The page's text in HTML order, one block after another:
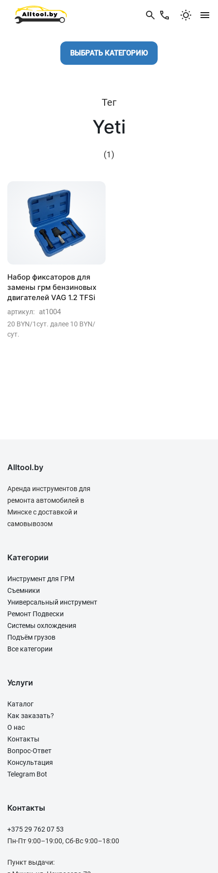
ВЫБРАТЬ КАТЕГОРИЮ
Тег
Yeti
(1)
Набор фиксаторов для
замены грм бензиновых
двигателей VAG 1.2 TFSi
артикул: at1004
20 BYN/1сут. далее 10 BYN/
сут.
Alltool.by
Аренда инструментов для
ремонта автомобилей в
Минске с доставкой и
самовывозом
Категории
Инструмент для ГРМ
Съемники
Универсальный инструмент
Ремонт Подвески
Системы охлождения
Подъём грузов
Все категории
Услуги
Каталог
Как заказать?
О нас
Контакты
Вопрос-Ответ
Консультация
Telegram Bot
Контакты
+375 29 762 07 53
Пн-Пт 9:00–19:00, Сб-Вс 9:00–18:00
Пункт выдачи: